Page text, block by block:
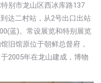
别市龙山区西冰库路137
达二村站，从2号出口出站
蓝)。常设展览和特别展览
旧馆原位于朝鲜总督府，
2005年在龙山建成，博物